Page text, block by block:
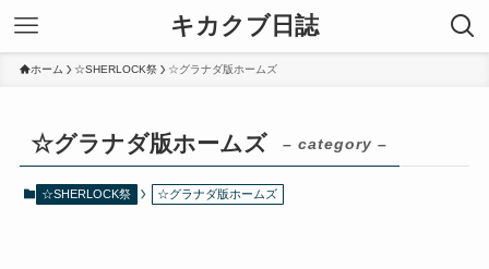
キカクブ日誌
ホーム ☆SHERLOCK祭 ☆グラナダ版ホームズ
☆グラナダ版ホームズ – category –
☆SHERLOCK祭 ☆グラナダ版ホームズ